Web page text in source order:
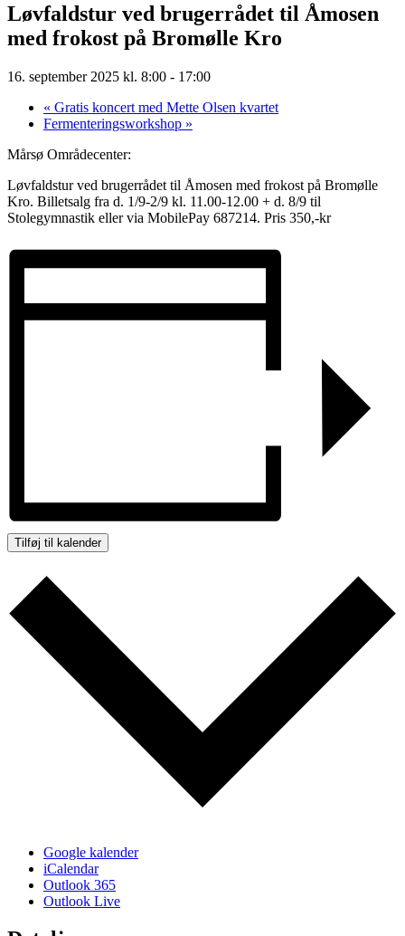
Løvfaldstur ved brugerrådet til Åmosen
med frokost på Bromølle Kro
16. september 2025 kl. 8:00 - 17:00
« Gratis koncert med Mette Olsen kvartet
Fermenteringsworkshop »
Mårsø Områdecenter:
Løvfaldstur ved brugerrådet til Åmosen med frokost på Bromølle
Kro. Billetsalg fra d. 1/9-2/9 kl. 11.00-12.00 + d. 8/9 til
Stolegymnastik eller via MobilePay 687214. Pris 350,-kr
Tilføj til kalender
Google kalender
iCalendar
Outlook 365
Outlook Live